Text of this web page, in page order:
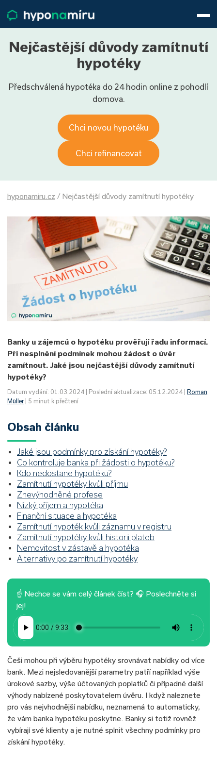
Životní pojištění
Pojištění nemovitosti
800 688 388
9−16 hod.
Nejčastější důvody zamítnutí
hypotéky
Předschválená hypotéka do 24 hodin online z pohodlí
domova.
Chci novou hypotéku
Chci refinancovat
hyponamiru.cz / Nejčastější důvody zamítnutí hypotéky
Banky u zájemců o hypotéku prověřují řadu informací.
Při nesplnění podmínek mohou žádost o úvěr
zamítnout. Jaké jsou nejčastější důvody zamítnutí
hypotéky?
Datum vydání: 01.03.2024 | Poslední aktualizace: 05.12.2024 |
Roman
Müller| 5 minut k přečtení
Obsah článku
Jaké jsou podmínky pro získání hypotéky?
Co kontroluje banka při žádosti o hypotéku?
Kdo nedostane hypotéku?
Zamítnutí hypotéky kvůli příjmu
Znevýhodněné profese
Nízký příjem a hypotéka
Finanční situace a hypotéka
Zamítnutí hypoték kvůli záznamu v registru
Zamítnutí hypotéky kvůli historii plateb
Nemovitost v zástavě a hypotéka
Alternativy po zamítnutí hypotéky
☝ Nechce se vám celý článek číst? 🎧 Poslechněte si
jej!
Češi mohou při výběru hypotéky srovnávat nabídky od více
bank. Mezi nejsledovanější parametry patří například výše
úrokové sazby, výše účtovaných poplatků či případné další
výhody nabízené poskytovatelem úvěru. I když naleznete
pro vás nejvhodnější nabídku, neznamená to automaticky,
že vám banka hypotéku poskytne. Banky si totiž rovněž
vybírají své klienty a je nutné splnit všechny podmínky pro
získání hypotéky.